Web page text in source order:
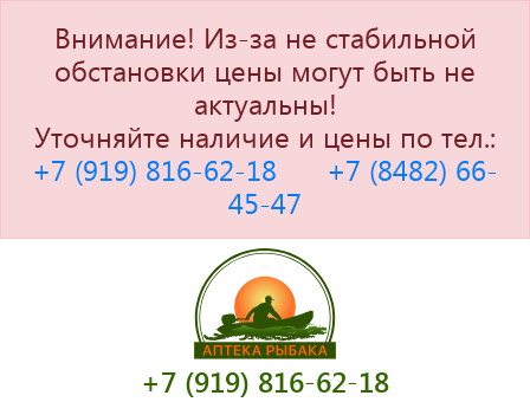
Внимание! Из-за не стабильной
обстановки цены могут быть не
актуальны!
Уточняйте наличие и цены по тел.:
+7 (919) 816-62-18
+7 (8482) 66-
45-47
+7 (919) 816-62-18